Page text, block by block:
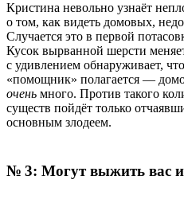
Кристина невольно узнаёт
о том, как видеть домовых,
Случается это в первой
Кусок вырванной шерсти
с удивлением обнаруживает,
«помощник» полагается —
очень много. Против такого
существ пойдёт только
основным злодеем.
№ 3: Могут выжить вас